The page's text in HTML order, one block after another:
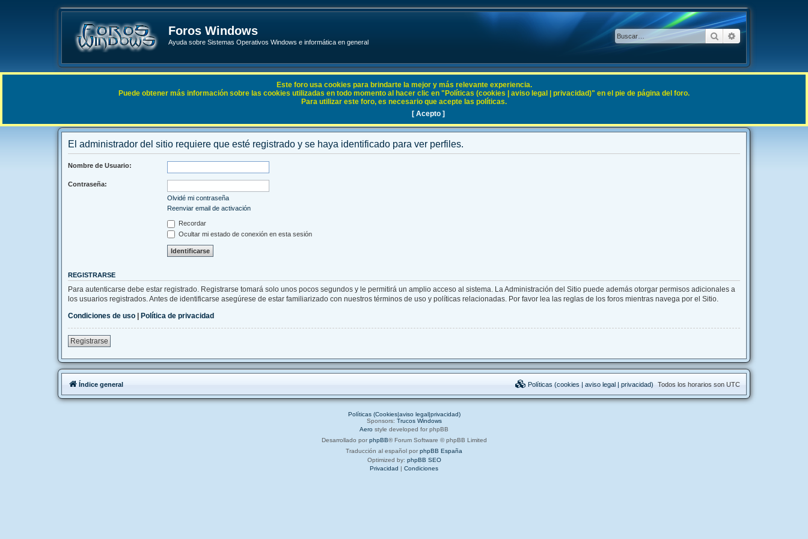
Foros Windows
Ayuda sobre Sistemas Operativos Windows e informática en general
BuscarBúsqueda
Enlaces rápidos FAQ
El administrador del sitio requiere que esté registrado y se haya identificado para ver perfiles.
Nombre de Usuario:
Contraseña:
Olvidé mi contraseña
Reenviar email de activación
Recordar
Ocultar mi estado de conexión en esta sesión
REGISTRARSE
Para autenticarse debe estar registrado. Registrarse tomará solo unos pocos segundos y le permitirá un amplio acceso al sistema. La Administración del Sitio puede además otorgar permisos adicionales a
los usuarios registrados. Antes de identificarse asegúrese de estar familiarizado con nuestros términos de uso y políticas relacionadas. Por favor lea las reglas de los foros mientras navega por el Sitio.
Condiciones de uso | Política de privacidad
Registrarse
Este foro usa cookies para brindarte la mejor y más relevante experiencia.
Puede obtener más información sobre las cookies utilizadas en todo momento al hacer clic en "Políticas (cookies | aviso legal | privacidad)" en el pie de página del foro.
Para utilizar este foro, es necesario que acepte las políticas.
[ Acepto ]
Índice general Todos los horarios son UTC
Políticas (cookies | aviso legal | privacidad)
Políticas (Cookies|aviso legal|privacidad)
Sponsors: Trucos Windows
Aero style developed for phpBB
Desarrollado por phpBB® Forum Software © phpBB Limited
Traducción al español por phpBB España
Optimized by: phpBB SEO
Privacidad | Condiciones